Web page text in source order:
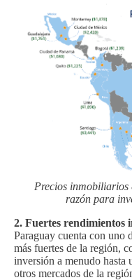
Precios
razón para
2. Fuertes rendimientos
Paraguay cuenta con uno
más fuertes de la región,
inversión a menudo hasta
otros mercados de la